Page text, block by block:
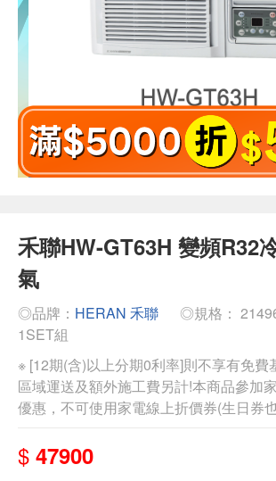
禾聯HW-GT63H 變頻R32
氣
◎品牌： HERAN 禾聯
◎規格：
1SET組
※ [12期(含)以上分期0利率]則不享有免費
區域運送及額外施工費另計!本商品參加
優惠，不可使用家電線上折價券(生日券
$ 47900